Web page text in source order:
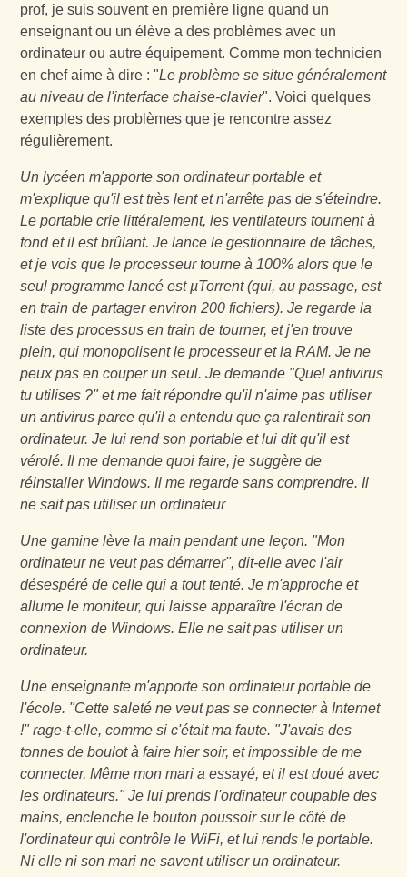
prof, je suis souvent en première ligne quand un
enseignant ou un élève a des problèmes avec un
ordinateur ou autre équipement. Comme mon technicien
en chef aime à dire : "Le problème se situe généralement
au niveau de l'interface chaise-clavier". Voici quelques
exemples des problèmes que je rencontre assez
régulièrement.
Un lycéen m'apporte son ordinateur portable et
m'explique qu'il est très lent et n'arrête pas de s'éteindre.
Le portable crie littéralement, les ventilateurs tournent à
fond et il est brûlant. Je lance le gestionnaire de tâches,
et je vois que le processeur tourne à 100% alors que le
seul programme lancé est µTorrent (qui, au passage, est
en train de partager environ 200 fichiers). Je regarde la
liste des processus en train de tourner, et j'en trouve
plein, qui monopolisent le processeur et la RAM. Je ne
peux pas en couper un seul. Je demande "Quel antivirus
tu utilises ?" et me fait répondre qu'il n'aime pas utiliser
un antivirus parce qu'il a entendu que ça ralentirait son
ordinateur. Je lui rend son portable et lui dit qu'il est
vérolé. Il me demande quoi faire, je suggère de
réinstaller Windows. Il me regarde sans comprendre. Il
ne sait pas utiliser un ordinateur
Une gamine lève la main pendant une leçon. "Mon
ordinateur ne veut pas démarrer", dit-elle avec l'air
désespéré de celle qui a tout tenté. Je m'approche et
allume le moniteur, qui laisse apparaître l'écran de
connexion de Windows. Elle ne sait pas utiliser un
ordinateur.
Une enseignante m'apporte son ordinateur portable de
l'école. "Cette saleté ne veut pas se connecter à Internet
!" rage-t-elle, comme si c'était ma faute. "J'avais des
tonnes de boulot à faire hier soir, et impossible de me
connecter. Même mon mari a essayé, et il est doué avec
les ordinateurs." Je lui prends l'ordinateur coupable des
mains, enclenche le bouton poussoir sur le côté de
l'ordinateur qui contrôle le WiFi, et lui rends le portable.
Ni elle ni son mari ne savent utiliser un ordinateur.